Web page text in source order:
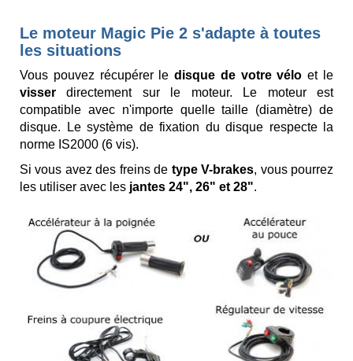
Le moteur Magic Pie 2 s'adapte à toutes
les situations
Vous pouvez récupérer ledisque de votre vélo et le
visser directement sur le moteur. Le moteur est
compatible avec n'importe quelle taille (diamètre) de
disque. Le système de fixation du disque respecte la
norme IS2000 (6 vis).
Si vous avez des freins de type V-brakes, vous pourrez
les utiliser avec les jantes 24", 26" et 28".